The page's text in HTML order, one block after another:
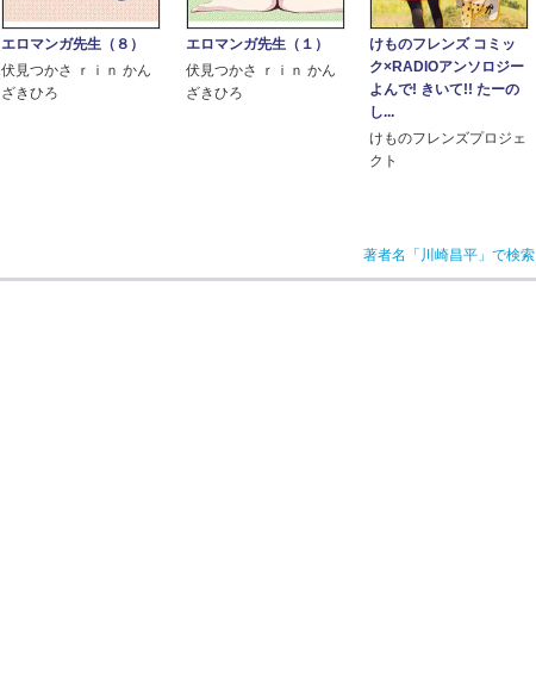
エロマンガ先生（８）
伏見つかさ ｒｉｎ かん
ざきひろ
エロマンガ先生（１）
伏見つかさ ｒｉｎ かん
ざきひろ
けものフレンズ コミッ
ク×RADIOアンソロジー
よんで! きいて!! たーの
し...
けものフレンズプロジェ
クト
著者名「川崎昌平」で検索